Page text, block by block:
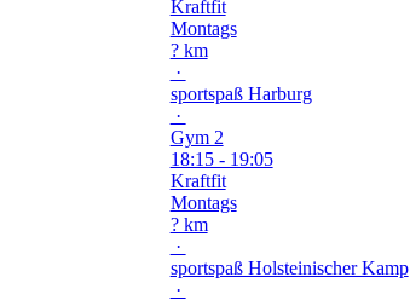
Kraftfit
Montags
? km
·
sportspaß Harburg
·
Gym 2
18:15 - 19:05
Kraftfit
Montags
? km
·
sportspaß Holsteinischer Kamp
·